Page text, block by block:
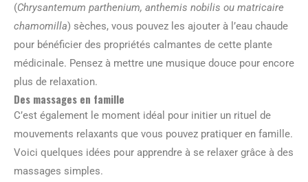
(Chrysantemum parthenium, anthemis nobilis ou matricaire
chamomilla) sèches, vous pouvez les ajouter à l’eau chaude
pour bénéficier des propriétés calmantes de cette plante
médicinale. Pensez à mettre une musique douce pour encore
plus de relaxation.
Des massages en famille
C’est également le moment idéal pour initier un rituel de
mouvements relaxants que vous pouvez pratiquer en famille.
Voici quelques idées pour apprendre à se relaxer grâce à des
massages simples.